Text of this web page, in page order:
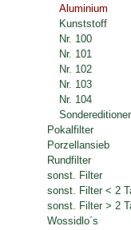
Aluminium
Kunststoff
Nr. 100
Nr. 101
Nr. 102
Nr. 103
Nr. 104
Pokalfilter
Porzellansieb
Rundfilter
sonst. Filter
sonst. Filter < 2
sonst. Filter > 2
Wossidlo´s